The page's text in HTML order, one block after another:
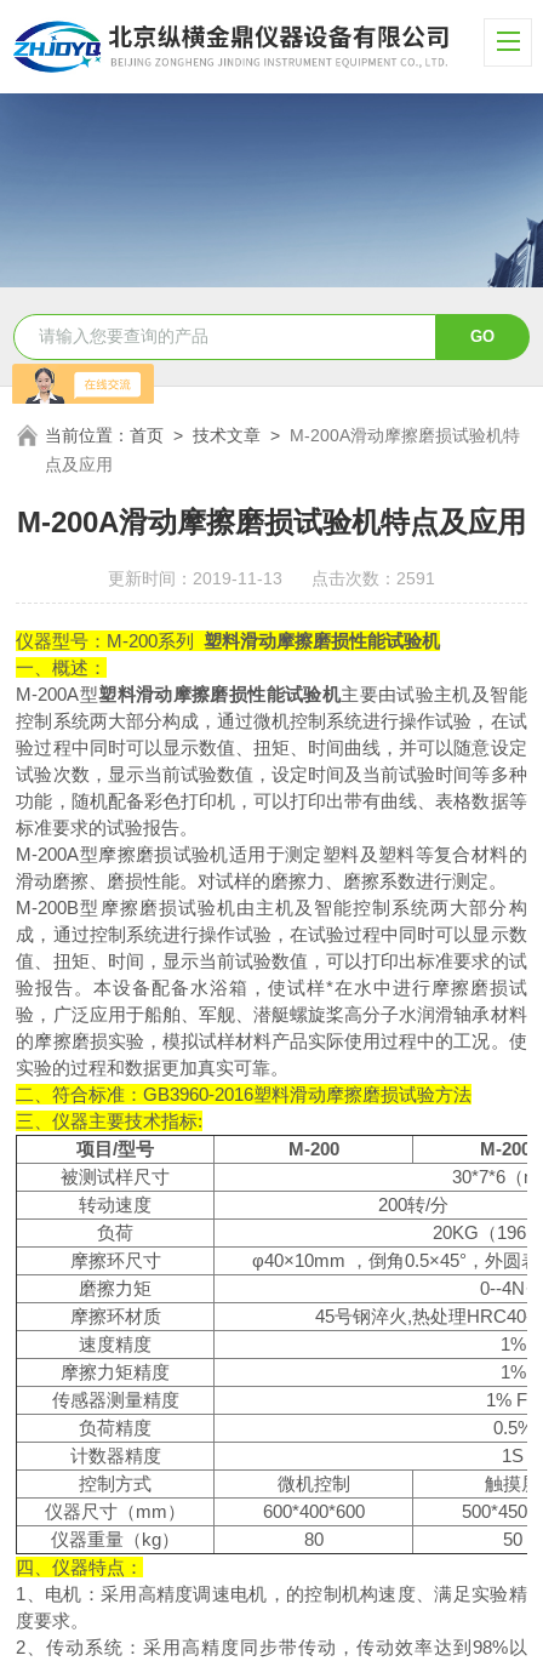
当前位置：首页 >技术文章 > M-200A滑动摩擦磨损试验机特
点及应用
M-200A滑动摩擦磨损试验机特点及应用
更新时间：2019-11-13 点击次数：2591
仪器型号：M-200系列塑料滑动摩擦磨损性能试验机
一、概述：
M-200A型塑料滑动摩擦磨损性能试验机主要由试验主机及智能
控制系统两大部分构成，通过微机控制系统进行操作试验，在试
验过程中同时可以显示数值、扭矩、时间曲线，并可以随意设定
试验次数，显示当前试验数值，设定时间及当前试验时间等多种
功能，随机配备彩色打印机，可以打印出带有曲线、表格数据等
标准要求的试验报告。
M-200A型摩擦磨损试验机适用于测定塑料及塑料等复合材料的
滑动磨擦、磨损性能。对试样的磨擦力、磨擦系数进行测定。
M-200B型摩擦磨损试验机由主机及智能控制系统两大部分构
成，通过控制系统进行操作试验，在试验过程中同时可以显示数
值、扭矩、时间，显示当前试验数值，可以打印出标准要求的试
验报告。本设备配备水浴箱，使试样*在水中进行摩擦磨损试
验，广泛应用于船舶、军舰、潜艇螺旋桨高分子水润滑轴承材料
的摩擦磨损实验，模拟试样材料产品实际使用过程中的工况。使
实验的过程和数据更加真实可靠。
二、符合标准：GB3960-2016塑料滑动摩擦磨损试验方法
三、仪器主要技术指标:
项目/型号
M-200
M-
被测试样尺寸
30*7*6（
转动速度
200转/分
负荷
20KG（
摩擦环尺寸
φ40×10mm ，倒角0.5×45°，外圆
磨擦力矩
0--
摩擦环材质
45号钢淬火,热处理
速度精度
1%
摩擦力矩精度
1%
传感器测量精度
1% FS
负荷精度
0.5%
计数器精度
1S
控制方式
微机控制
触摸屏
仪器尺寸（mm）
600*400*600
仪器重量（kg）
80
50
四、仪器特点：
1、电机：采用高精度调速电机，的控制机构速度、满足实验精
度要求。
2、传动系统：采用高精度同步带传动，传动效率达到98%以